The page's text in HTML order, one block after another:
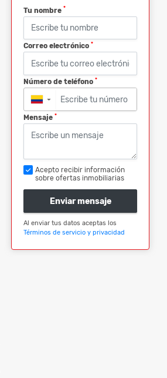
Tu nombre *
Correo electrónico *
Número de teléfono *
▼
Mensaje *
Acepto recibir información
sobre ofertas inmobiliarias
Enviar mensaje
Al enviar tus datos aceptas los
Términos de servicio y privacidad